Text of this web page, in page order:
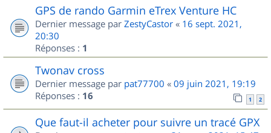
GPS de rando Garmin eTrex Venture HC
Dernier message par ZestyCastor « 16 sept. 2021,
20:30
Réponses : 1
Twonav cross
Dernier message par pat77700 « 09 juin 2021, 19:19
Réponses : 16 1 2
Que faut-il acheter pour suivre un tracé GPX